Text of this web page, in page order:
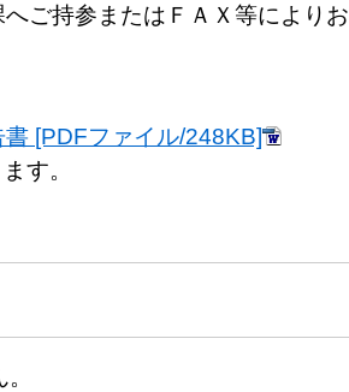
ご持参またはＦＡＸ等によりお
[PDFファイル/248KB]
す。